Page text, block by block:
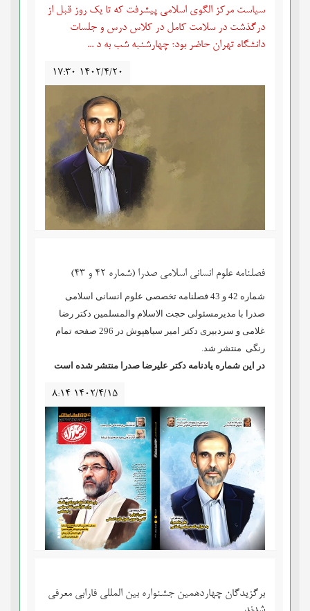
سیاست مرکز الگوی اسلامی پیشرفت که تا یک روز قبل از
درگذشت در سلامت کامل در کلاس درس و جلسات
دانشگاه تهران حاضر بود؛ چهارشنبه شب به د ...
۱۷:۳۰ ۱۴۰۲/۴/۲۰
فصلنامه علوم انسانی اسلامی صدرا (شماره 42 و 43)
شماره 42 و 43 فصلنامه تخصصی علوم انسانی اسلامی
صدرا با مدیرمسئولی حجت الاسلام والمسلمین دکتر رضا
غلامی و سردبیری دکتر امیر سیاهپوش
در 296 صفحه تمام
رنگی منتشر شد.
در این شماره یادنامه دکتر علیرضا صدرا منتشر شده است
۸:۱۴ ۱۴۰۲/۴/۱۵
برگزیدگان چهاردهمین جشنواره بین المللی فارابی معرفی